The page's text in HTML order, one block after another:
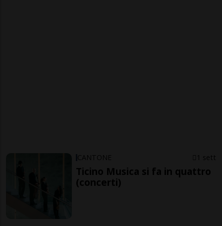
CANTONE 1 sett
Ticino Musica si fa in quattro
(concerti)